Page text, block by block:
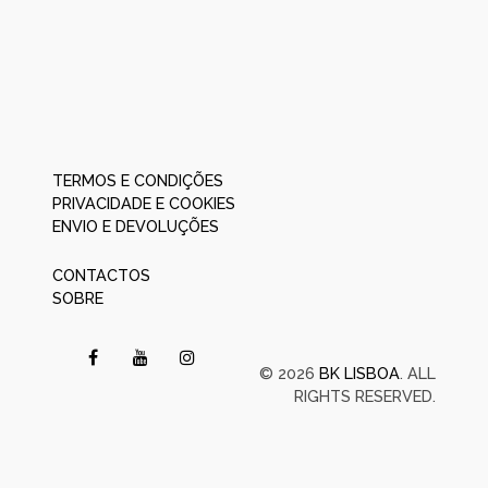
TERMOS E CONDIÇÕES
PRIVACIDADE E COOKIES
ENVIO E DEVOLUÇÕES
CONTACTOS
SOBRE
© 2026 BK LISBOA. ALL
RIGHTS RESERVED.